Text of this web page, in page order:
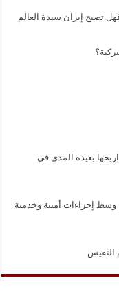
تصبح إيران سيدة العالم
بعيدة المدى في
وسط إجراءات أمنية وخدمية
النفيس